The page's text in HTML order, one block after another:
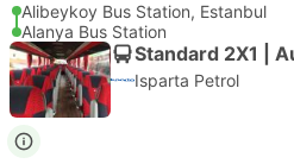
Alibeykoy Bus Station, Estanbul
Alanya Bus Station
Standard 2X1 |
Isparta Petrol